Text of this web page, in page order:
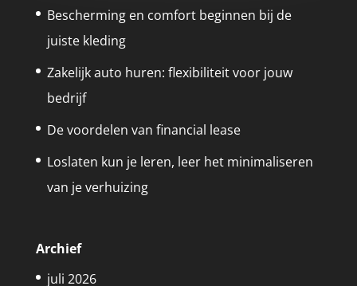
Bescherming en comfort beginnen bij de
juiste kleding
Zakelijk auto huren: flexibiliteit voor jouw
bedrijf
De voordelen van financial lease
Loslaten kun je leren, leer het minimaliseren
van je verhuizing
Archief
juli 2026